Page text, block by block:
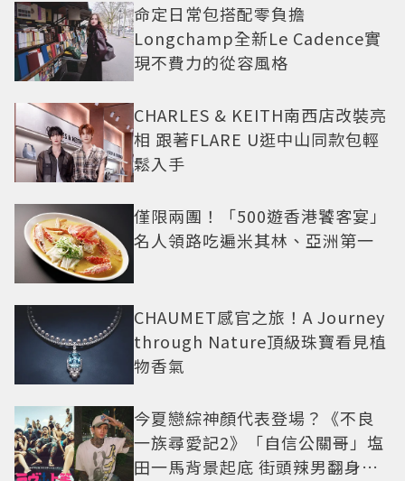
命定日常包搭配零負擔
Longchamp全新Le Cadence實
現不費力的從容風格
CHARLES & KEITH南西店改裝亮
相 跟著FLARE U逛中山同款包輕
鬆入手
僅限兩團！「500遊香港饕客宴」
名人領路吃遍米其林、亞洲第一
CHAUMET感官之旅！A Journey
through Nature頂級珠寶看見植
物香氣
今夏戀綜神顏代表登場？《不良
一族尋愛記2》「自信公關哥」塩
田一馬背景起底 街頭辣男翻身當